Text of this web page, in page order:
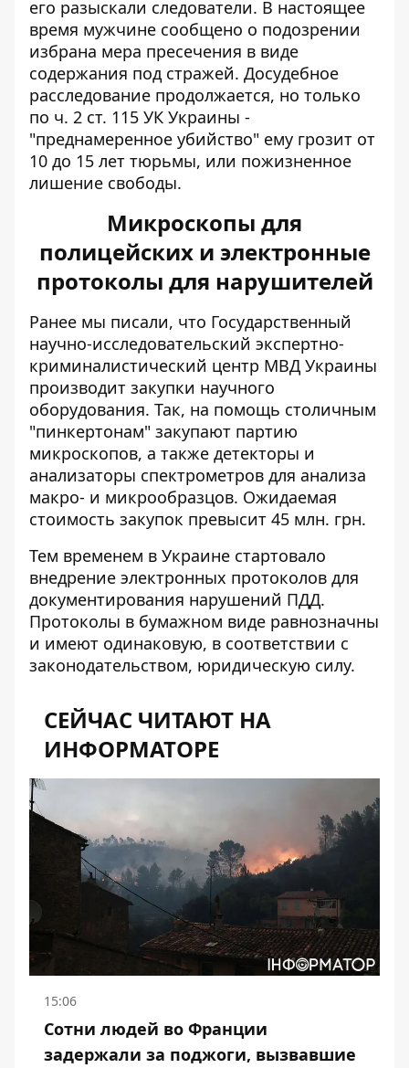
его разыскали следователи. В настоящее
время мужчине сообщено о подозрении
избрана мера пресечения в виде
содержания под стражей. Досудебное
расследование продолжается, но только
по ч. 2 ст. 115 УК Украины -
"преднамеренное убийство" ему грозит от
10 до 15 лет тюрьмы, или пожизненное
лишение свободы.
Микроскопы для
полицейских и электронные
протоколы для нарушителей
Ранее мы писали, что Государственный
научно-исследовательский экспертно-
криминалистический центр МВД Украины
производит закупки научного
оборудования. Так, на помощь столичным
"пинкертонам" закупают партию
микроскопов, а также детекторы и
анализаторы спектрометров для анализа
макро- и микрообразцов. Ожидаемая
стоимость закупок превысит 45 млн. грн.
Тем временем в Украине стартовало
внедрение электронных протоколов для
документирования нарушений ПДД.
Протоколы в бумажном виде равнозначны
и имеют одинаковую, в соответствии с
законодательством, юридическую силу.
СЕЙЧАС ЧИТАЮТ НА
ИНФОРМАТОРЕ
15:06
Сотни людей во Франции
задержали за поджоги, вызвавшие